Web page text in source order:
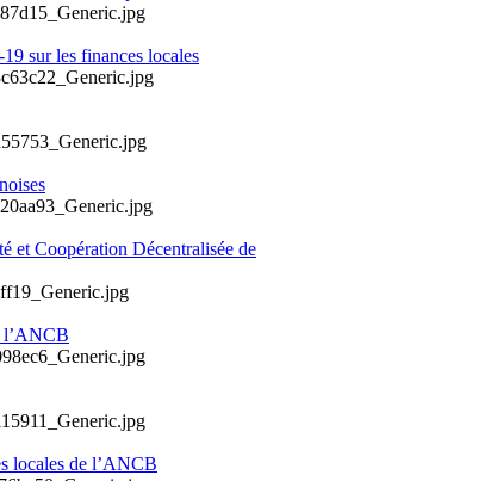
sur les finances locales
et Coopération Décentralisée de
l’ANCB
locales de l’ANCB